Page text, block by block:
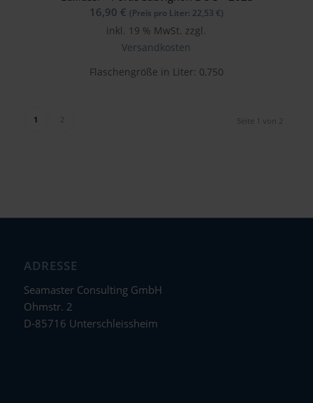
16,90 € (Preis pro Liter: 22,53 €)
inkl. 19 % MwSt. zzgl.
Versandkosten
Flaschengröße in Liter: 0,750
Seite 1 von 2
1 2
ADRESSE
Seamaster Consulting GmbH
Ohmstr. 2
D-85716 Unterschleissheim